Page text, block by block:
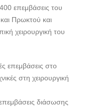
επεμβάσεις του
Πρωκτού και
χειρουργική του
επεμβάσεις στο
στη χειρουργική
διάσωσης